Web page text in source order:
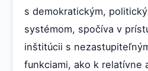
s demokratickým,
systémom, spočíva v
inštitúcii s
funkciami, ako k relatívne